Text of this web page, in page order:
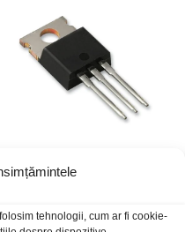
tehnologii, cum ar fi cookie-
800BWRG